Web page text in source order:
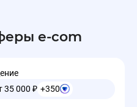
e-com
35 000 ₽ +350